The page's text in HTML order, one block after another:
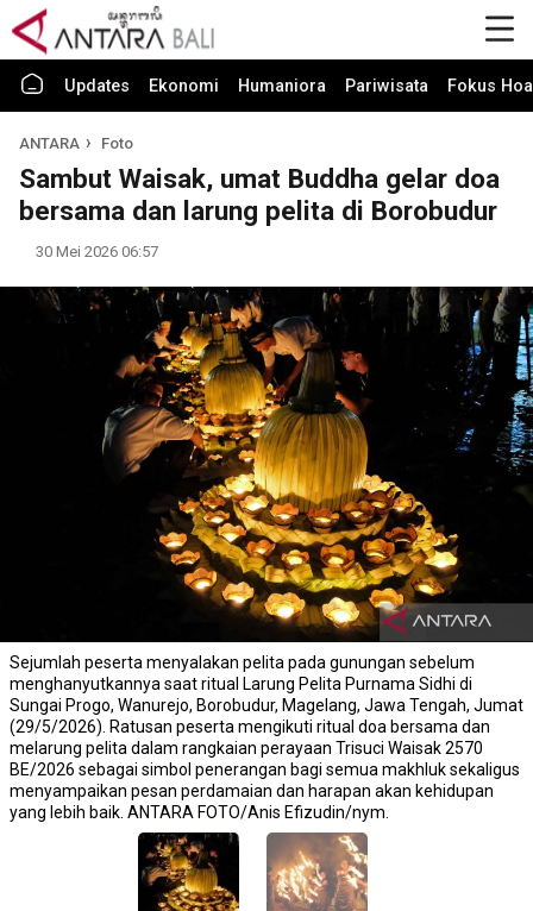
Updates Ekonomi Humaniora Pariwisata Fokus
ANTARA Foto
Sambut Waisak, umat Buddha gelar doa
bersama dan larung pelita di Borobudur
30 Mei 2026 06:57
Sejumlah peserta menyalakan pelita pada gunungan sebelum
menghanyutkannya saat ritual Larung Pelita Purnama Sidhi di
Sungai Progo, Wanurejo, Borobudur, Magelang, Jawa Tengah, Jumat
(29/5/2026). Ratusan peserta mengikuti ritual doa bersama dan
melarung pelita dalam rangkaian perayaan Trisuci Waisak 2570
BE/2026 sebagai simbol penerangan bagi semua makhluk sekaligus
menyampaikan pesan perdamaian dan harapan akan kehidupan
yang lebih baik. ANTARA FOTO/Anis Efizudin/nym.